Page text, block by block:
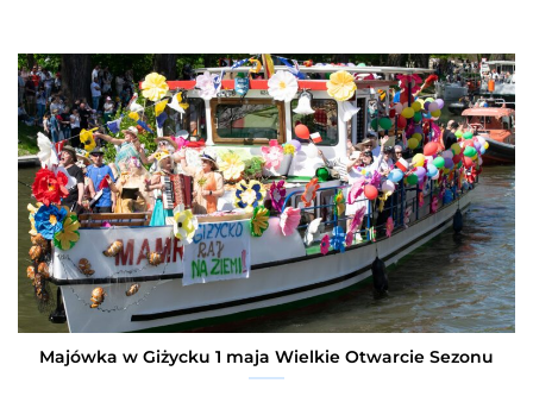
Majówka w Giżycku 1 maja Wielkie Otwarcie Sezonu